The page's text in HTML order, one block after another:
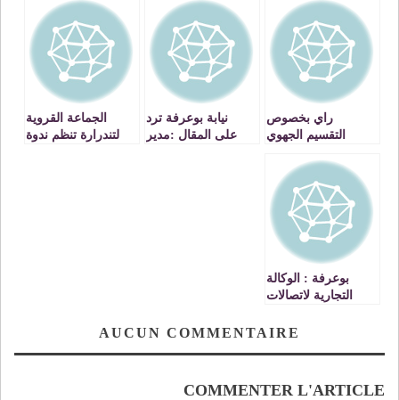
راي بخصوص
التقسيم الجهوي
نيابة بوعرفة ترد
على المقال :مدير
الجماعة القروية
لتندرارة تنظم ندوة
بوعرفة : الوكالة
التجارية لاتصالات
ساخن‎
AUCUN COMMENTAIRE
COMMENTER L'ARTICLE